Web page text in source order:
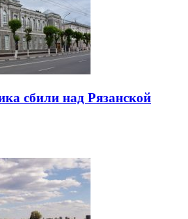
сбили над Рязанской